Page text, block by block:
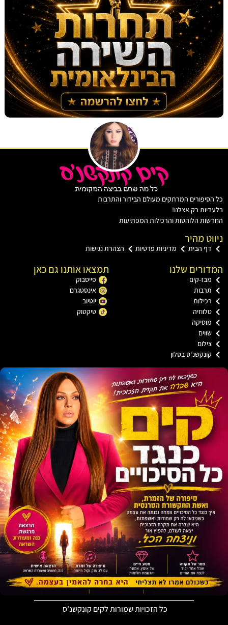
המרתקים מעולם הבידור והתרבות
רק אצלנו!
הלוהטות והרכילות המפתיעות
מהיר
הבית מדיניות פרטיות הצהרת נגישות
שלנו
קים
בסלון
תמצאו אותנו גם כאן
פייסבוק
אינסטגרם
יוטיוב
טיקטוק
כל הזכויות שמורות לקים קונקשנ'ס